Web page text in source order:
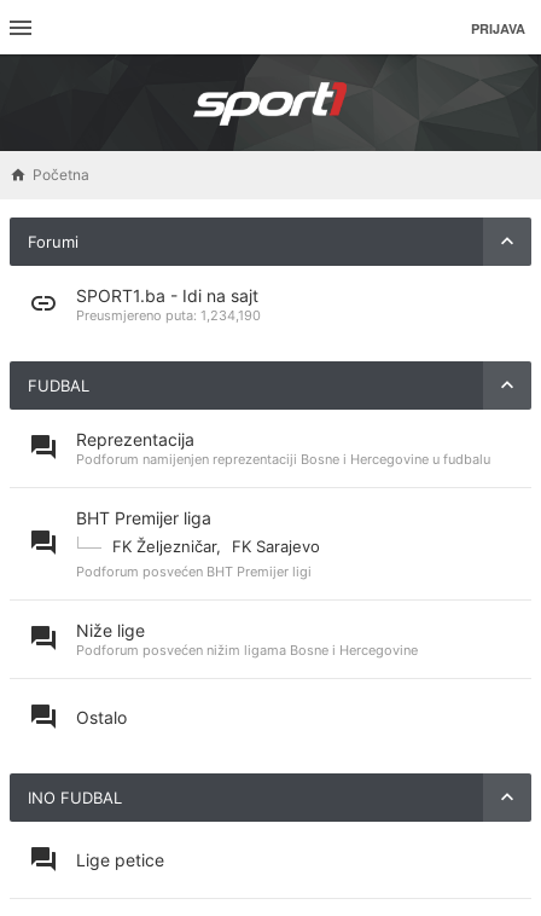
PRIJAVA
Početna
Forumi
SPORT1.ba - Idi na sajt
Preusmjereno puta: 1,234,190
FUDBAL
Reprezentacija
Podforum namijenjen reprezentaciji Bosne i Hercegovine u fudbalu
BHT Premijer liga
FK Željezničar, FK Sarajevo
Podforum posvećen BHT Premijer ligi
Niže lige
Podforum posvećen nižim ligama Bosne i Hercegovine
Ostalo
INO FUDBAL
Lige petice